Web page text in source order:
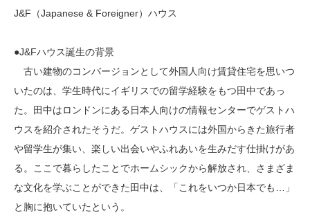
J&F（Japanese & Foreigner）ハウス
●J&Fハウス誕生の背景
古い建物のコンバージョンとして外国人向け賃貸住宅を思いつ
いたのは、学生時代にイギリスでの留学経験をもつ田中であっ
た。田中はロンドンにある日本人向けの情報センターでゲストハ
ウスを紹介されたそうだ。ゲストハウスには外国からきた旅行者
や留学生が集い、楽しい出会いやふれあいを生みだす仕掛けがあ
る。ここで暮らしたことでホームシックから解放され、さまざま
な文化を学ぶことができた田中は、「これをいつか日本でも…」
と胸に抱いていたという。